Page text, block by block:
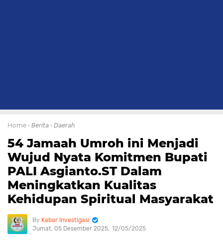
Home › 𝘉𝘦𝘳𝘪𝘵𝘢 › 𝘋𝘢𝘦𝘳𝘢𝘩
54 Jamaah Umroh ini Menjadi
Wujud Nyata Komitmen Bupati
PALI Asgianto.ST Dalam
Meningkatkan Kualitas
Kehidupan Spiritual Masyarakat
Kabar Investigasi
Jumat, 05 Desember 2025 12/05/2025